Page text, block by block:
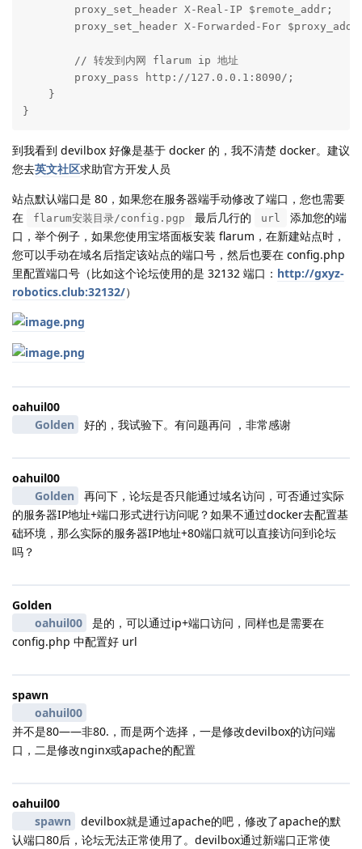
        proxy_set_header X-Real-IP $remote_addr;
proxy_set_header X-Forwarded-For
        // 转发到内网 flarum ip 地址
        proxy_pass http://127.0.0.1:8090/;
    }
}
到我看到 devilbox 好像是基于 docker 的，我不清楚 docker。建议
您去英文社区求助官方开发人员
站点默认端口是 80，如果您在服务器端手动修改了端口，您也需要
在
flarum安装目录/config.pgp 最后几行的 url
添加您的端
口，举个例子，如果您使用宝塔面板安装 flarum，在新建站点时，
您可以手动在域名后指定该站点的端口号，然后也要在 config.php
里配置端口号（比如这个论坛使用的是 32132 端口： http://gxyz-
robotics.club:32132/）
oahuil00
Golden
好的，我试验下。有问题再问 ，非常感谢
oahuil00
Golden
再问下，论坛是否只能通过域名访问，可否通过实际
的服务器IP地址+端口形式进行访问呢？如果不通过docker去配置基
础环境，那么实际的服务器IP地址+80端口就可以直接访问到论坛
吗？
Golden
oahuil00
是的，可以通过ip+端口访问，同样也是需要在
config.php 中配置好 url
spawn
oahuil00
并不是80——非80.，而是两个选择，一是修改devilbox的访问端
口，二是修改nginx或apache的配置
oahuil00
spawn
devilbox就是通过apache的吧，修改了apache的默
认端口80后，论坛无法正常使用了。devilbox通过新端口正常使